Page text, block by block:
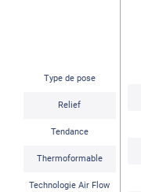
Type de pose
Relief
Tendance
Thermoformable
Technologie Air Flow